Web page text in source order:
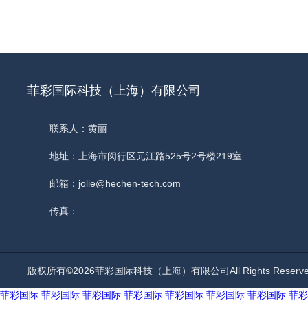
菲彩国际科技（上海）有限公司
联系人：黄丽
地址：上海市闵行区元江路525号2号楼219室
邮箱：jolie@hechen-tech.com
传真：
版权所有©2026菲彩国际科技（上海）有限公司All Rights
菲彩国际 菲彩国际 菲彩国际 菲彩国际 菲彩国际 菲彩国际 菲彩国际 菲